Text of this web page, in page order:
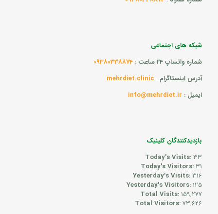
شبکه های اجتماعی
شماره واتساپ 24 ساعت
:
09380338874
آدرس اینستاگرام :
mehrdiet.clinic
ایمیل :
info@mehrdiet.ir
بازدیدکنندگان کلینیک
Today's Visits:33
Today's Visitors:31
Yesterday's Visits:316
Yesterday's Visitors:125
Total Visits:159,277
Total Visitors:73,626